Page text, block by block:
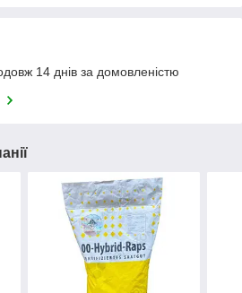
14 днів за домовленістю